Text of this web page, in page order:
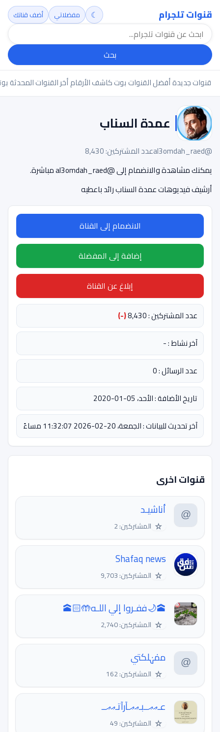
قنوات تلجرام
بحث
☾ مفضلاتي أضف قناتك
قنوات جديدةأفضل القنواتبوت كاشف الأرقامأخر القنوات المحدثة
عمدة السناب
@al3omdah_raed
عدد المشتركين: 8,430
يمكنك مشاهدة والانضمام إلى @al3omdah_raed مباشرة.
أرشيف فيديوهات عمدة السناب رائد باعطيه
الانضمام إلى القناة
إضافة إلى المفضلة
إبلاغ عن القناة
عدد المشتركين : 8,430
(-)
آخر نشاط : -
عدد الرسائل : 0
تاريخ الأضافة : الأحد، 05-01-2020
آخر تحديث للبيانات : الجمعة، 20-02-2026 11:32:07 مساءً
قنوات اخرى
أناشيـد
☆ المشتركين: 2
Shafaq news
☆ المشتركين: 9,703
🕋🌙ففـروا إلي اللـه🤲🏻🕋
☆ المشتركين: 2,740
ممٰہٰلكتي
☆ المشتركين: 162
عـޢޢــبـޢޢـآرآتـޢޢــ
☆ المشتركين: 49